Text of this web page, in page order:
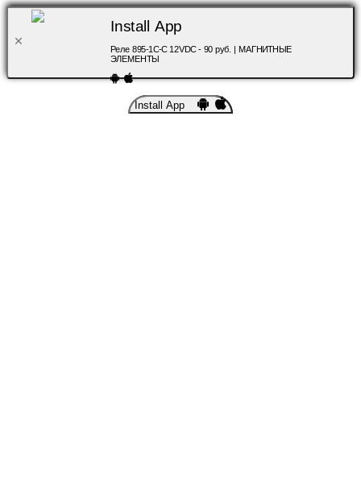
Install App
Реле 895-1C-C 12VDC - 90 руб. | МАГНИТНЫЕ
ЭЛЕМЕНТЫ
Install App